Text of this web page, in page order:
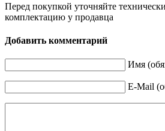
Перед покупкой уточняйте
комплектацию у продавца
Добавить комментарий
Имя
E-Mail